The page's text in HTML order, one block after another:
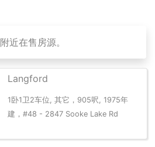
附近在售房源。
Langford
1卧1卫2车位, 其它，905呎, 1975年
建，#48 - 2847 Sooke Lake Rd